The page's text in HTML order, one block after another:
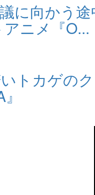
に向かう
ニメ『O...
トカゲの